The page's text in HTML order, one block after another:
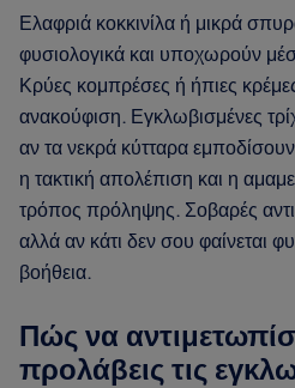
Ελαφριά κοκκινίλα ή μικρά
φυσιολογικά και υποχωρούν
Κρύες κομπρέσες ή ήπιες
ανακούφιση. Εγκλωβισμένες
αν τα νεκρά κύτταρα
η τακτική απολέπιση και η
τρόπος πρόληψης. Σοβαρές
αλλά αν κάτι δεν σου φαίνεται
βοήθεια.
Πώς να
προλάβεις τις